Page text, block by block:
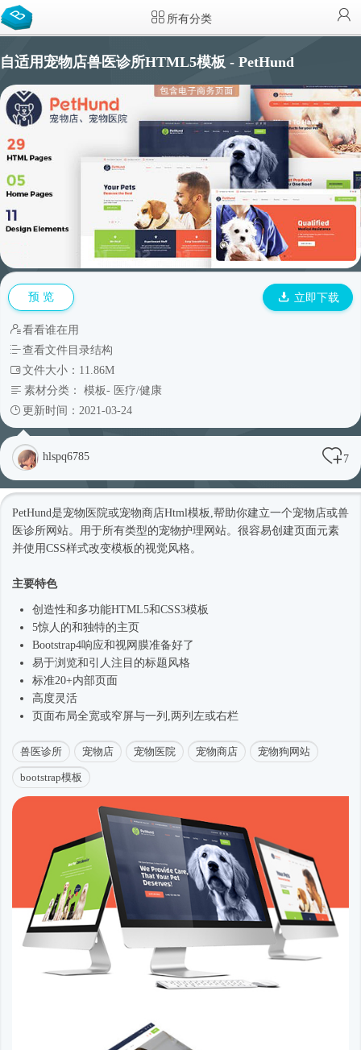
所有分类
自适用宠物店兽医诊所HTML5模板 - PetHund
预 览 立即下载
看看谁在用
查看文件目录结构
文件大小：11.86M
素材分类： 模板- 医疗/健康
更新时间：2021-03-24
hlspq6785 7
PetHund是宠物医院或宠物商店Html模板 ,帮助你建立一个宠物店或兽
医诊所网站。用于所有类型的宠物护理网站。很容易创建页面元素
并使用CSS样式改变模板的视觉风格。
主要特色
创造性和多功能HTML5和CSS3模板
5惊人的和独特的主页
Bootstrap4响应和视网膜准备好了
易于浏览和引人注目的标题风格
标准20+内部页面
高度灵活
页面布局全宽或窄屏与一列,两列左或右栏
兽医诊所 宠物店 宠物医院 宠物商店 宠物狗网站
bootstrap模板